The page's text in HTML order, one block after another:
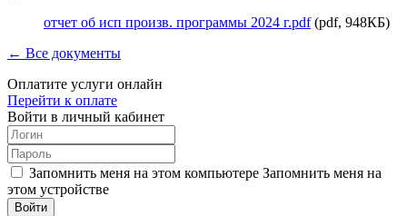
отчет об исп произв. программы 2024 г.pdf(pdf, 948КБ)
← Все документы
Оплатите услуги онлайн
Перейти к оплате
Войти в личный кабинет
Запомнить меня на этом компьютере Запомнить меня на
этом устройстве